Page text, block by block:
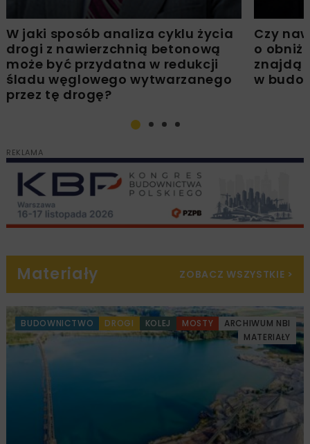
W jaki sposób analiza cyklu życia
drogi z nawierzchnią betonową
może być przydatna w redukcji
śladu węglowego wytwarzanego
przez tę drogę?
Czy
o
znajdą
w
REKLAMA
Materiały ZOBACZ WSZYSTKIE >
BUDOWNICTWO DROGI KOLEJ MOSTY
ARCHIWUM NBI
MATERIAŁY